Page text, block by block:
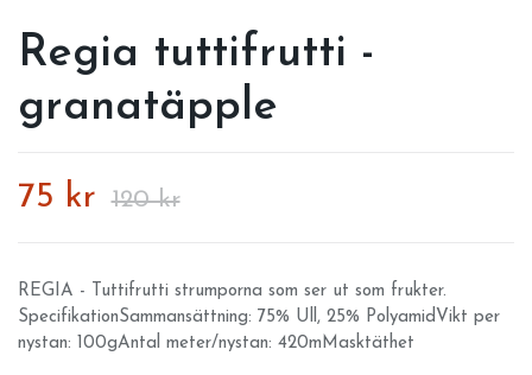
Regia tuttifrutti -
granatäpple
75 kr 120 kr
REGIA - Tuttifrutti strumporna som ser ut som frukter.
SpecifikationSammansättning: 75% Ull, 25% PolyamidVikt per
nystan: 100gAntal meter/nystan: 420mMasktäthet